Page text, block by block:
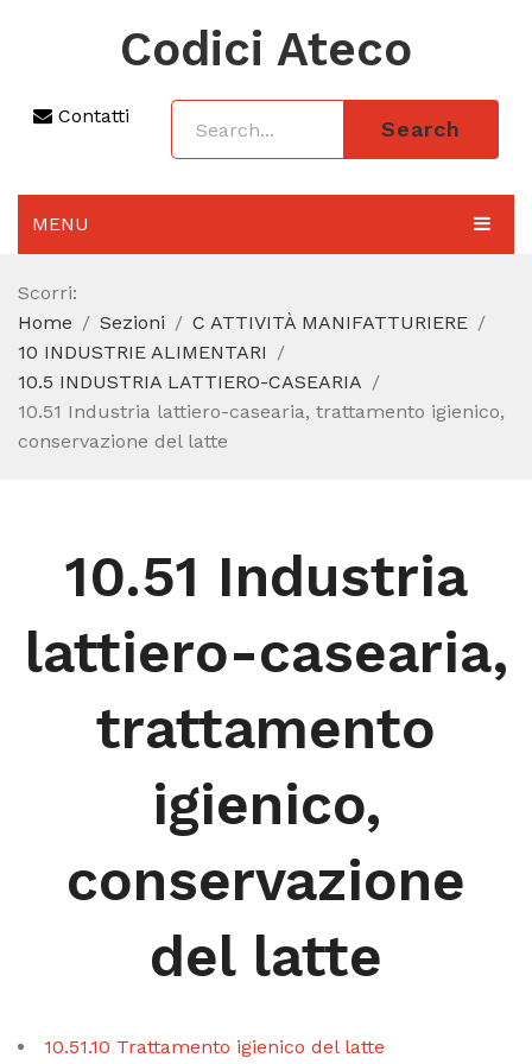
Codici Ateco
Contatti
Search
MENU
AGGIORNAMENTO 2025
SEZIONI
CODICE ATECO A COSA SERVE
Scorri:
Home
Sezioni
C ATTIVITÀ MANIFATTURIERE
10 INDUSTRIE ALIMENTARI
10.5 INDUSTRIA LATTIERO-CASEARIA
10.51 Industria lattiero-casearia, trattamento igienico,
conservazione del latte
10.51 Industria
lattiero-casearia,
trattamento
igienico,
conservazione
del latte
10.51.10 Trattamento igienico del latte